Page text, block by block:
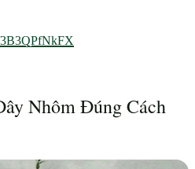
3B3QPfNkFX
Nhôm Đúng Cách